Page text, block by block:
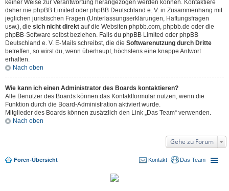
keiner Weise zur Verantwortung herangezogen werden können. Kontaktiere
daher nie phpBB Limited oder phpBB Deutschland e. V. in Zusammenhang mit
jeglichen juristischen Fragen (Unterlassungserklärungen, Haftungsfragen
usw.), die sich nicht direkt auf die Websiten phpbb.com, phpbb.de oder die
phpBB-Software selbst beziehen. Falls du phpBB Limited oder phpBB
Deutschland e. V. E-Mails schreibst, die die Softwarenutzung durch Dritte
betreffen, so wirst du, wenn überhaupt, höchstens eine knappe Antwort
erhalten.
Nach oben
Wie kann ich einen Administrator des Boards kontaktieren?
Alle Benutzer des Boards können das Kontaktformular nutzen, wenn die
Funktion durch die Board-Administration aktiviert wurde.
Mitglieder des Boards können zusätzlich den Link „Das Team“ verwenden.
Nach oben
Gehe zu Forum
Foren-Übersicht Das Team
Kontakt